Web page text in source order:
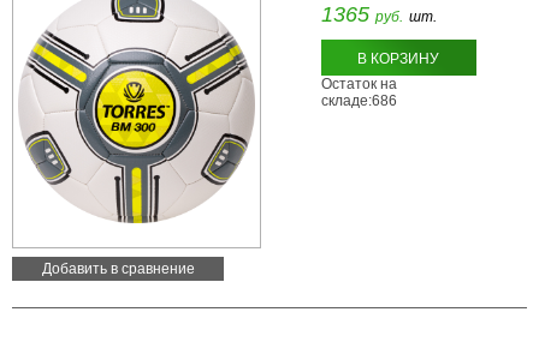
Добавить в сравнение
1365 руб. шт.
В КОРЗИНУ
Остаток на
складе:686